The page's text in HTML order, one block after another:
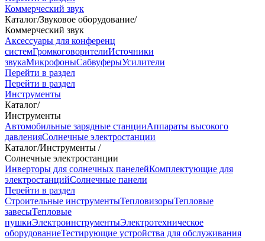
Коммерческий звук
Каталог/Звуковое оборудование/
Коммерческий звук
Аксессуары для конференц
системГромкоговорителиИсточники
звукаМикрофоныСабвуферыУсилители
Перейти в раздел
Перейти в раздел
Инструменты
Каталог/
Инструменты
Автомобильные зарядные станцииАппараты высокого
давленияСолнечные электростанции
Каталог/Инструменты /
Солнечные электростанции
Инверторы для солнечных панелейКомплектующие для
электростанцийСолнечные панели
Перейти в раздел
Строительные инструментыТепловизорыТепловые
завесыТепловые
пушкиЭлектроинструментыЭлектротехническое
оборудованиеТестирующие устройства для обслуживания